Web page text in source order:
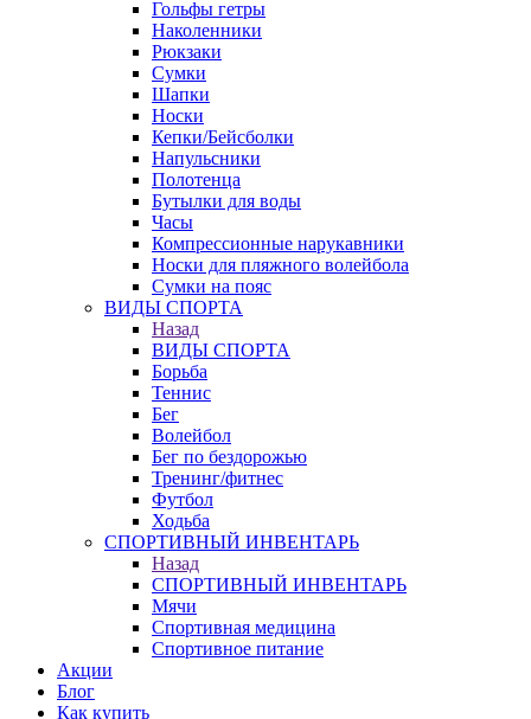
Гольфы гетры
Наколенники
Рюкзаки
Сумки
Шапки
Носки
Кепки/Бейсболки
Напульсники
Полотенца
Бутылки для воды
Часы
Компрессионные нарукавники
Носки для пляжного волейбола
Сумки на пояс
ВИДЫ СПОРТА
Назад
ВИДЫ СПОРТА
Борьба
Теннис
Бег
Волейбол
Бег по бездорожью
Тренинг/фитнес
Футбол
Ходьба
СПОРТИВНЫЙ ИНВЕНТАРЬ
Назад
СПОРТИВНЫЙ ИНВЕНТАРЬ
Мячи
Спортивная медицина
Спортивное питание
Акции
Блог
Как купить